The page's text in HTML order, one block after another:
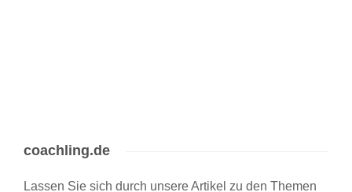
coachling.de
Lassen Sie sich durch unsere Artikel zu den Themen